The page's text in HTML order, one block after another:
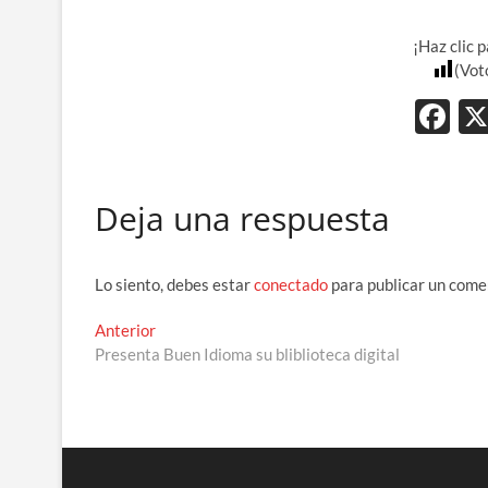
¡Haz clic
F
o
Deja una respuesta
Lo siento, debes estarconectado para publicar un
Navegación
de
AnteriorEntrada
anterior:
Presenta Buen Idioma su bliblioteca digital